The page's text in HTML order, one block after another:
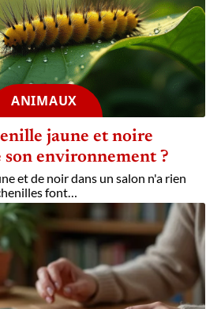
ANIMAUX
jaune et noire
environnement ?
et de noir dans un salon n'a rien
font…